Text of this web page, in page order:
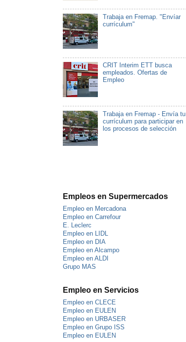
Trabaja en Fremap. "Envíar
currículum"
CRIT Interim ETT busca
empleados. Ofertas de
Empleo
Trabaja en Fremap - Envía tu
currículum para participar en
los procesos de selección
Empleos en Supermercados
Empleo en Mercadona
Empleo en Carrefour
E. Leclerc
Empleo en LIDL
Empleo en DIA
Empleo en Alcampo
Empleo en ALDI
Grupo MAS
Empleo en Servicios
Empleo en CLECE
Empleo en EULEN
Empleo en URBASER
Empleo en Grupo ISS
Empleo en EULEN